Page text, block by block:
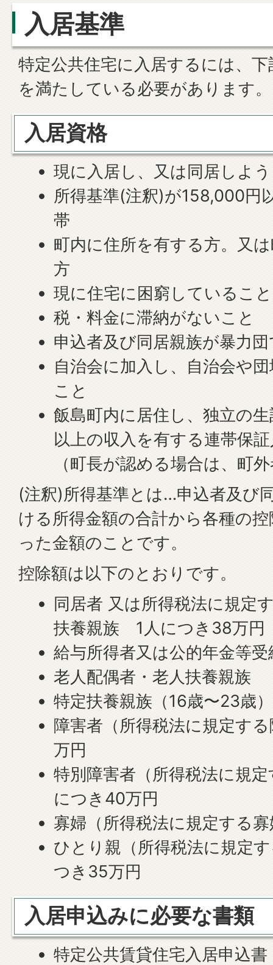
入居基準
特定公共住宅に入居するには、
を満たしている必要があります。
入居資格
現に入居し、又は同居しよ
所得基準(注釈)が158,000円
帯
町内に住所を有する方。又
方
現に住宅に困窮しているこ
税・料金に滞納がないこと
申込者及び同居親族が暴力
自治会に加入し、自治会や
こと
飯島町内に居住し、独立の
以上の収入を有する連帯保
（町長が認める場合は、町
(注釈)所得基準とは…申込者及び
ける所得金額の合計から各種の
った金額のことです。
控除額は以下のとおりです。
同居者 又は所得税法に規定
扶養親族 1人につき38万円
給与所得者又は公的年金等
老人配偶者・老人扶養親族
特定扶養親族（16歳〜23歳
障害者（所得税法に規定す
万円
特別障害者（所得税法に規
につき40万円
寡婦（所得税法に規定する
ひとり親（所得税法に規定
つき35万円
入居申込みに必要な書類
特定公共賃貸住宅入居申込書